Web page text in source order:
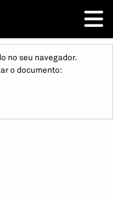
no seu navegador.
o documento: